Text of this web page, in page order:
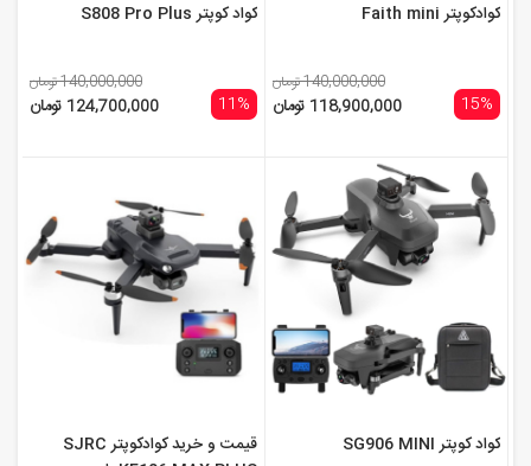
کوادکوپتر Faith mini
15%
140,000,000 تومان
118,900,000 تومان
کواد کوپتر S808 Pro Plus
11%
140,000,000 تومان
124,700,000 تومان
کواد کوپتر SG906 MINI
قیمت و خرید کوادکوپتر SJRC